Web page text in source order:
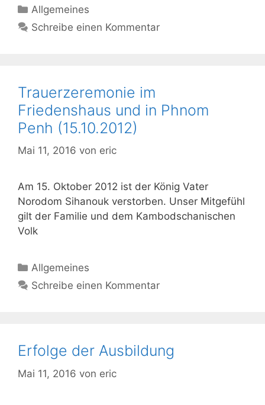
Kategorien
Allgemeines
Schreibe einen Kommentar
Trauerzeremonie im
Friedenshaus und in Phnom
Penh (15.10.2012)
Mai 11, 2016 von eric
Am 15. Oktober 2012 ist der König Vater
Norodom Sihanouk verstorben. Unser Mitgefühl
gilt der Familie und dem Kambodschanischen
Volk
Kategorien
Allgemeines
Schreibe einen Kommentar
Erfolge der Ausbildung
Mai 11, 2016 von eric